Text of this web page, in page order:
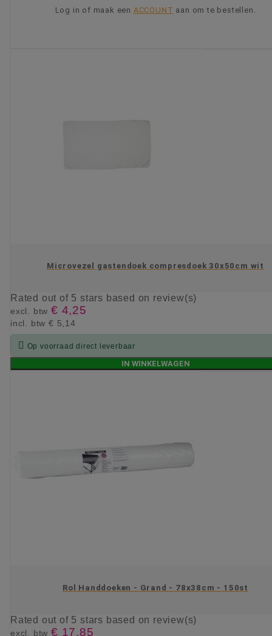
Log in of maak een ACCOUNT aan om te bestellen.
Microvezel gastendoek compresdoek 30x50cm wit
Rated out of 5 stars based on review(s)
excl. btw € 4,25
incl. btw € 5,14
 Op voorraad direct leverbaar
IN WINKELWAGEN
Rol Handdoeken - Grand - 78x38cm - 150st
Rated out of 5 stars based on review(s)
excl. btw € 17,85